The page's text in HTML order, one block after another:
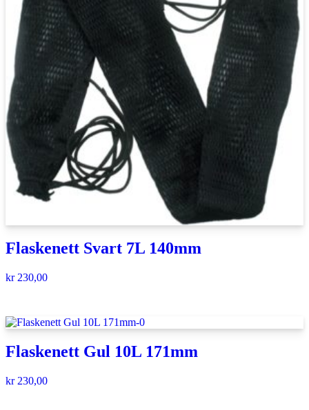
Flaskenett Svart 7L 140mm
kr230,00
Flaskenett Gul 10L 171mm
kr230,00